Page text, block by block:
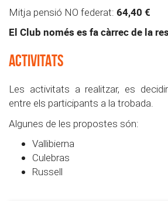
Mitja pensió NO federat: 64,40 €
El Club només es fa càrrec de la
ACTIVITATS
Les activitats a realitzar, es
entre els participants a la trobada.
Algunes de les propostes són:
Vallibierna
Culebras
Russell